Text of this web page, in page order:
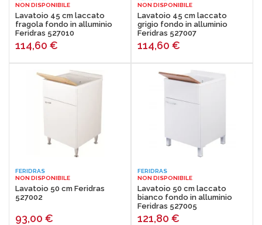
NON DISPONIBILE
Lavatoio 45 cm laccato
fragola fondo in alluminio
Feridras 527010
114,60 €
NON DISPONIBILE
Lavatoio 45 cm laccato
grigio fondo in alluminio
Feridras 527007
114,60 €
FERIDRAS
NON DISPONIBILE
Lavatoio 50 cm Feridras
527002
93,00 €
FERIDRAS
NON DISPONIBILE
Lavatoio 50 cm laccato
bianco fondo in alluminio
Feridras 527005
121,80 €